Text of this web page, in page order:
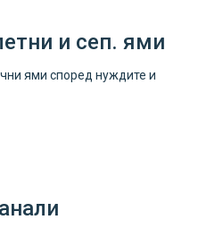
и сеп. ями
ями според нуждите и